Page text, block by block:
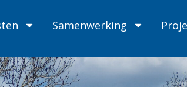
Samenwerking